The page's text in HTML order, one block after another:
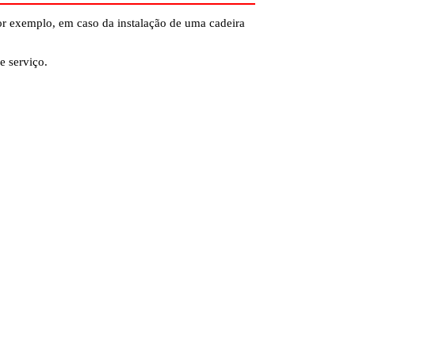
exemplo, em caso da instalação de uma cadeira
serviço.